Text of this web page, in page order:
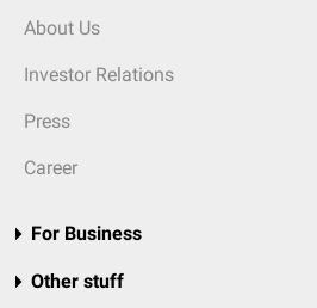
About Us
Investor Relations
Press
Career
For Business
Other stuff